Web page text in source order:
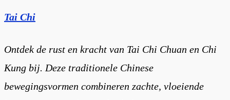
Tai Chi
Ontdek de rust en kracht van Tai Chi Chuan en Chi
Kung bij. Deze traditionele Chinese
bewegingsvormen combineren zachte, vloeiende